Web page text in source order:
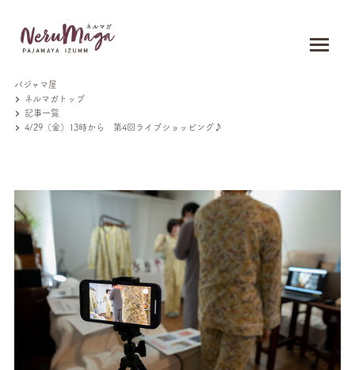
パジャマ屋
ネルマガトップ
記事一覧
4/29（金）13時から 第4回ライブショッピング♪